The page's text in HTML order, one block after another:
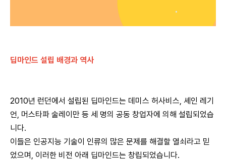
딥마인드 설립 배경과 역사
2010년 런던에서 설립된 딥마인드는 데미스 허사비스, 셰인 레기
언, 머스타파 술레이만 등 세 명의 공동 창업자에 의해 설립되었습
니다.
이들은 인공지능 기술이 인류의 많은 문제를 해결할 열쇠라고 믿
었으며, 이러한 비전 아래 딥마인드는 창립되었습니다.